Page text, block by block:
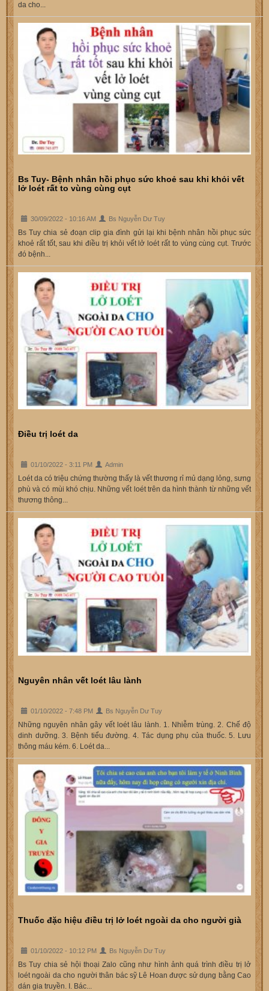
da cho...
Bs Tuy- Bệnh nhân hồi phục sức khoẻ sau khi khỏi vết
lở loét rất to vùng cùng cụt
30/09/2022 - 10:16 AM Bs Nguyễn Dư Tuy
Bs Tuy chia sẻ đoạn clip gia đình gửi lại khi bệnh nhân hồi phục sức
khoẻ rất tốt, sau khi điều trị khỏi vết lở loét rất to vùng cùng cụt. Trước
đó bệnh...
Điều trị loét da
01/10/2022 - 3:11 PM Admin
Loét da có triệu chứng thường thấy là vết thương rỉ mủ dạng lỏng, sưng
phù và có mùi khó chịu. Những vết loét trên da hình thành từ những vết
thương thông...
Nguyên nhân vết loét lâu lành
01/10/2022 - 7:48 PM Bs Nguyễn Dư Tuy
Những nguyên nhân gây vết loét lâu lành. 1. Nhiễm trùng. 2. Chế độ
dinh dưỡng. 3. Bệnh tiểu đường. 4. Tác dụng phụ của thuốc. 5. Lưu
thông máu kém. 6. Loét da...
Thuốc đặc hiệu điều trị lở loét ngoài da cho người già
01/10/2022 - 10:12 PM Bs Nguyễn Dư Tuy
Bs Tuy chia sẻ hội thoại Zalo cũng như hình ảnh quá trình điều trị lở
loét ngoài da cho người thân bác sỹ Lê Hoan được sử dụng bằng Cao
dán gia truyền. I. Bác...